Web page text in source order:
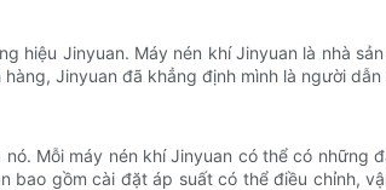
hiệu Jinyuan. Máy nén khí Jinyuan là nhà
Jinyuan đã khẳng định mình là người
Mỗi máy nén khí Jinyuan có thể có những
gồm cài đặt áp suất có thể điều chỉnh,